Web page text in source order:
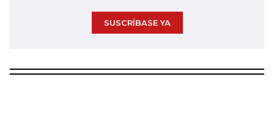
SUSCRÍBASE YA